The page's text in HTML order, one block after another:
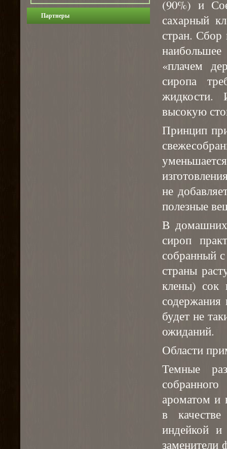
Партнеры
(90%) и
сахарный
стран. Сбор
«плачем
сиропа
жидкости.
высокую
Принцип
не
полезные
В домашних
сироп
собранный
страны
клены) сок
содержания
будет не
ожиданий.
Области
Темные
ароматом и
в
индейкой
заменители